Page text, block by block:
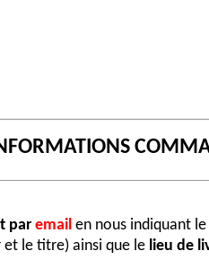
par email en nous indiquant le
le titre) ainsi que le lieu de